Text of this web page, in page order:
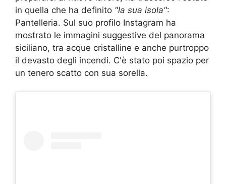
in quella che ha definito "la sua isola":
Pantelleria. Sul suo profilo Instagram ha
mostrato le immagini suggestive del panorama
siciliano, tra acque cristalline e anche purtroppo
il devasto degli incendi. C'è stato poi spazio per
un tenero scatto con sua sorella.